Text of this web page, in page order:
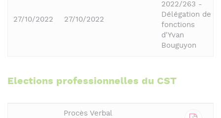
27/10/2022 27/10/2022
2022/263 -
Délégation de
fonctions
d'Yvan
Bouguyon
Elections professionnelles du CST
Procès Verbal